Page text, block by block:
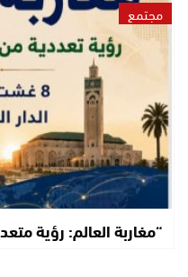
مجتمع
“مغاربة العالم: رؤية